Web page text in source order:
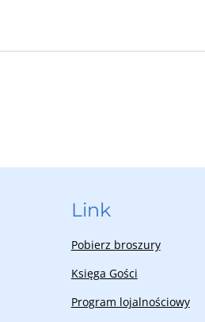
Link
Pobierz broszury
Księga Gości
Program lojalnościowy